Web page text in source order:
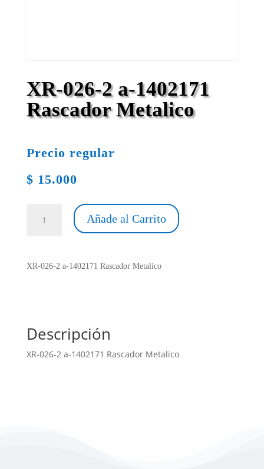
XR-026-2 a-1402171
Rascador Metalico
Precio regular
$ 15.000
1402171
Añade al Carrito
XR-026-2 a-1402171 Rascador Metalico
Descripción
XR-026-2 a-1402171 Rascador Metalico